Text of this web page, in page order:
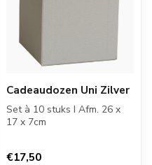
Cadeaudozen Uni Zilver
Set à 10 stuks I Afm. 26 x
17 x 7cm
€17,50